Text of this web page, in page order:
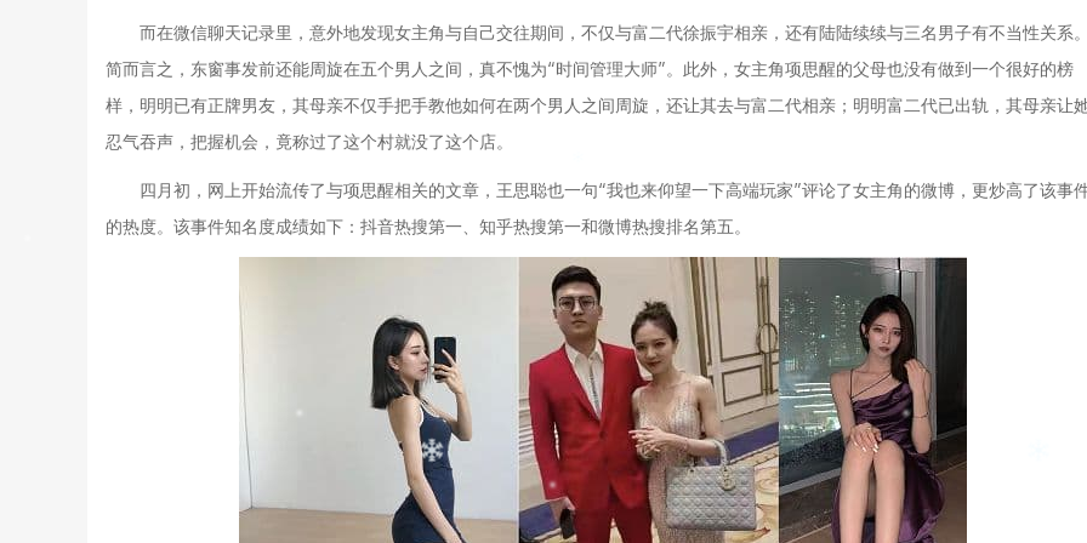
而在微信聊天记录里，意外地发现女主角与自己交往期间，不仅与富二代徐振宇相亲，还有陆陆续续与三名男子有不当性关系。
简而言之， 东窗事发前还能周旋在五个男人之间，真不愧为“时间管理大师”。此外，女主角项思醒的父母也没有做到一个很好的榜
样，明明已有正牌男友，其母亲不仅手把手教他如何在两个男人之间周旋，还让其去与富二代相亲； 明明富二代已出轨，其母亲让
忍气吞声，把握机会，竟称过了这个村就没了这个店。
四月初，网上开始流传了与项思醒相关的文章，王思聪也一句“我也来仰望一下高端玩家”评论了女主角的微博，更炒高了该事
的热度。该事件知名度成绩如下： 抖音热搜第一、知乎热搜第一和微博热搜排名第五。